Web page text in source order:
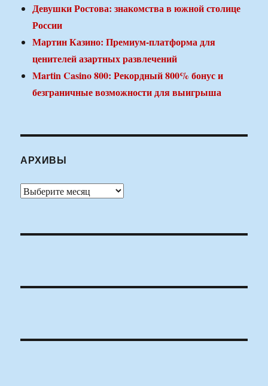
Девушки Ростова: знакомства в южной столице
России
Мартин Казино: Премиум-платформа для
ценителей азартных развлечений
Martin Casino 800: Рекордный 800% бонус и
безграничные возможности для выигрыша
АРХИВЫ
Архивы